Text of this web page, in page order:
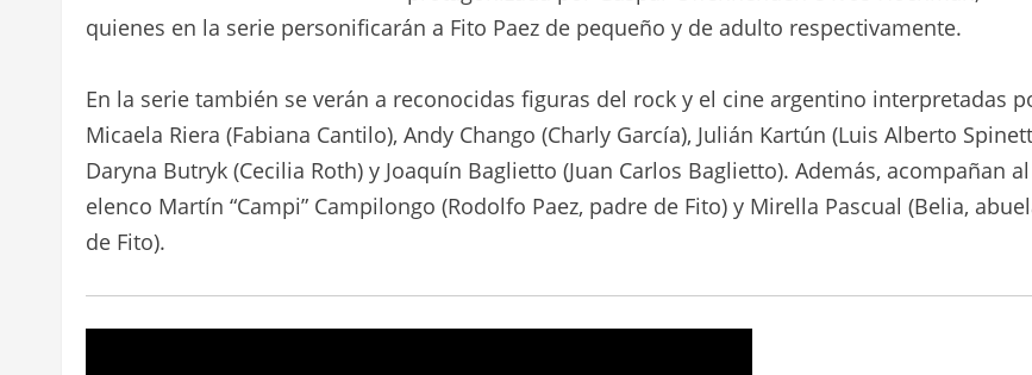
Mandarina Contenidos, la nueva serie recorrerá 30 años en la
compositor y director de cine argentino, atravesados por el
dolor, la pérdida, la tragedia, éxitos, fracasos, excesos, amor, y
muchas canciones.
protagonizada por Gaspar Offenhenden e Ivos Hochman,
quienes en la serie personificarán a Fito Paez de pequeño y de adulto respectivamente.